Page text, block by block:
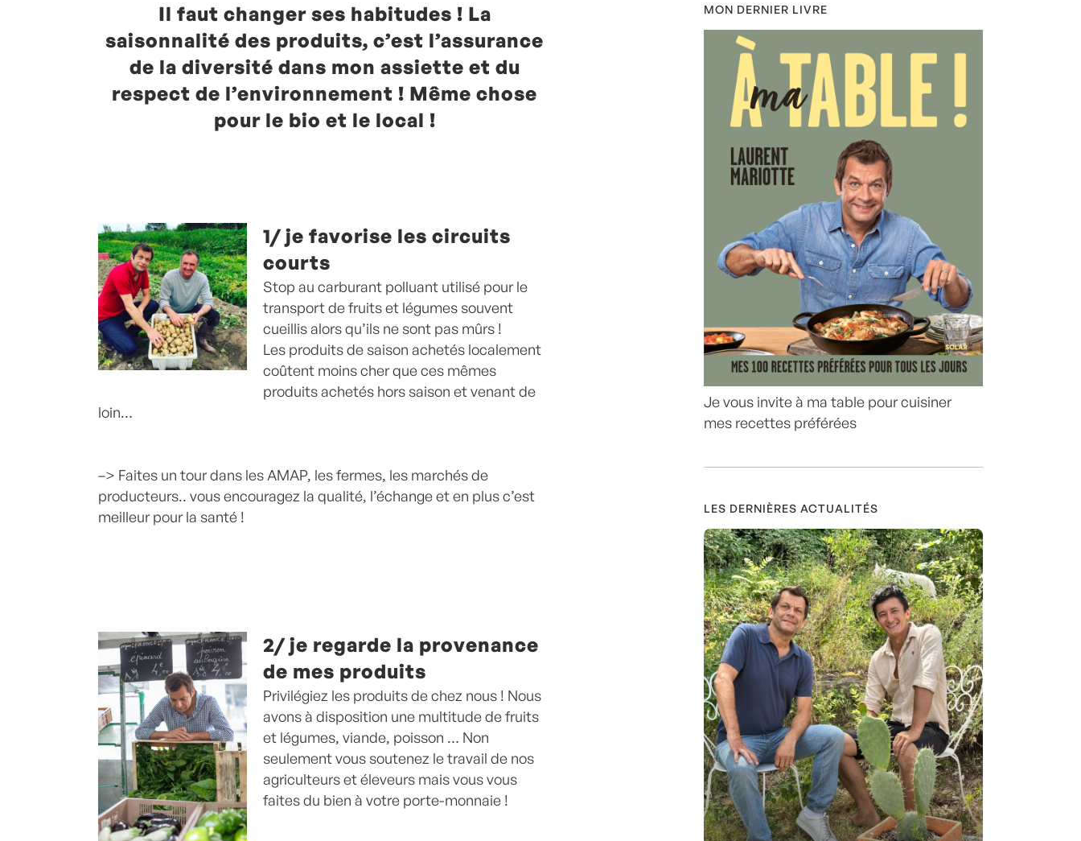
Posté à 14:36hin- Actualités -byLaurent Mariotte 0 Commentaires
Il faut changer ses habitudes ! La
saisonnalité des produits, c’est l’assurance
de la diversité dans mon assiette et du
respect de l’environnement ! Même chose
pour le bio et le local !
1/ je favorise les circuits
courts
Stop au carburant polluant utilisé pour le
transport de fruits et légumes souvent
cueillis alors qu’ils ne sont pas mûrs !
Les produits de saison achetés localement
coûtent moins cher que ces mêmes
produits achetés hors saison et venant de
loin…
–> Faites un tour dans les AMAP, les fermes, les marchés de
producteurs.. vous encouragez la qualité, l’échange et en plus c’est
meilleur pour la santé !
2/ je regarde la provenance
de mes produits
Privilégiez les produits de chez nous ! Nous
avons à disposition une multitude de fruits
et légumes, viande, poisson … Non
seulement vous soutenez le travail de nos
agriculteurs et éleveurs mais vous vous
faites du bien à votre porte-monnaie !
MON DERNIER LIVRE
Je vous invite à ma table pour cuisiner
mes recettes préférées
LES DERNIÈRES ACTUALITÉS